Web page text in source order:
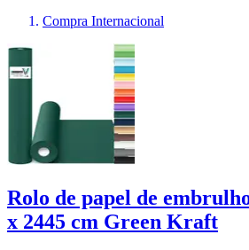
Compra Internacional
Rolo de papel de
x 2445 cm Green Kraft